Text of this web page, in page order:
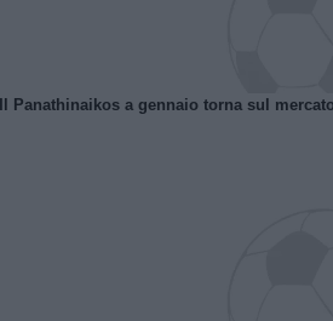
Il Panathinaikos a gennaio torna sul